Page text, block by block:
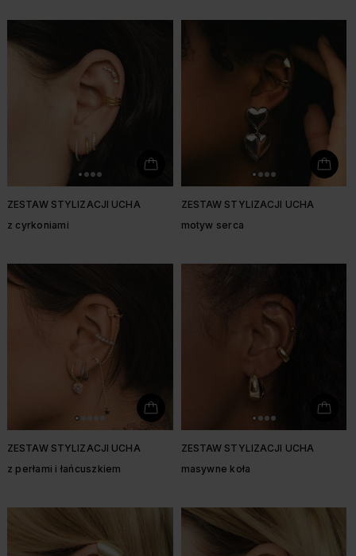
ZESTAW STYLIZACJI UCHA
z cyrkoniami
ZESTAW STYLIZACJI UCHA
motyw serca
ZESTAW STYLIZACJI UCHA
z perłami i łańcuszkiem
ZESTAW STYLIZACJI UCHA
masywne koła